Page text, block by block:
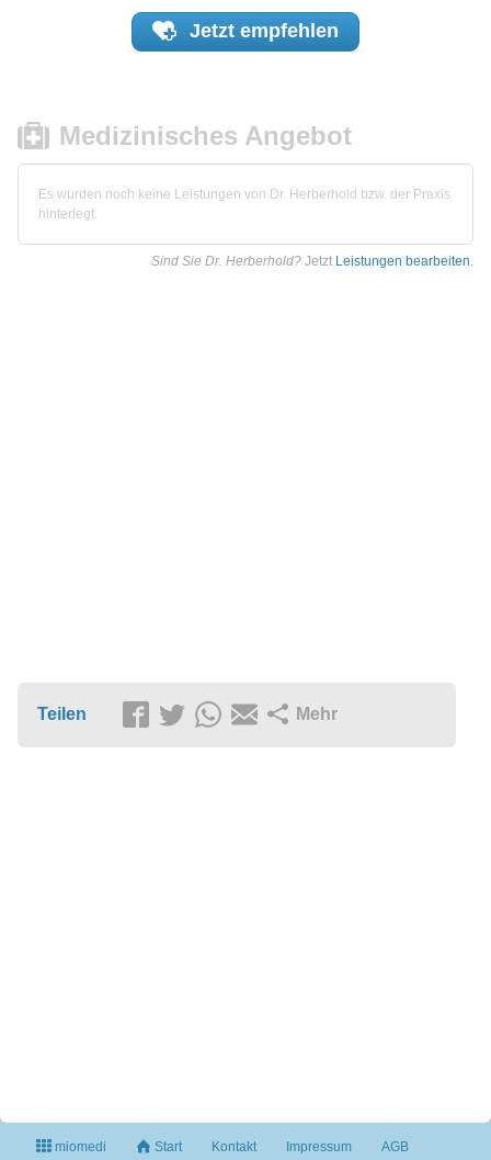
Jetzt empfehlen
Medizinisches Angebot
Es wurden noch keine Leistungen von Dr. Herberhold bzw. der Praxis
hinterlegt.
Sind Sie Dr. Herberhold? Jetzt Leistungen bearbeiten.
Teilen Mehr
miomedi Start Kontakt Impressum AGB